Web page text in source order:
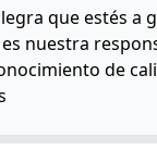
que estés a
nuestra
de